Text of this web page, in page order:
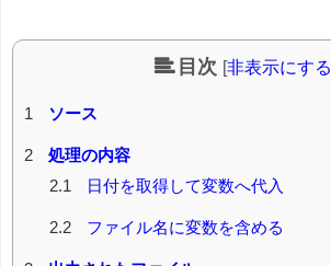
目次 [非表示にする
1 ソース
2
処理の内容
2.1
日付を取得して変数へ代入
2.2 ファイル名に変数を含める